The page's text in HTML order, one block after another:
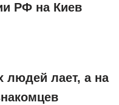
РФ на Киев
людей лает, а на